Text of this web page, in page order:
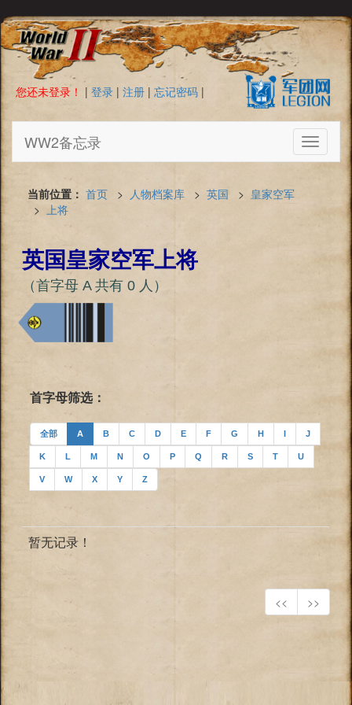
您还未登录！ | 登录 | 注册 | 忘记密码 |
Toggle
WW2备忘录
当前位置： 首页 > 人物档案库 > 英国 > 皇家空军
>
上将
英国皇家空军上将
（首字母 A 共有 0 人）
首字母筛选：
全部 A B C D E F G H I J
K L M N O P Q R S T U
V W X Y Z
暂无记录！
<< >>